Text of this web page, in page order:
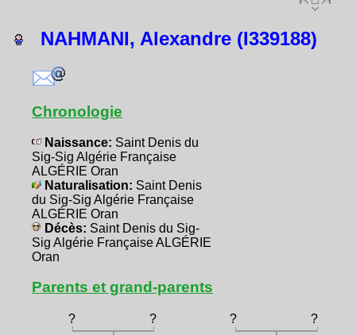
NAHMANI, Alexandre (I339188)
Chronologie
Naissance: Saint Denis du
Sig-Sig Algérie Française
ALGÉRIE Oran
Naturalisation: Saint Denis
du Sig-Sig Algérie Française
ALGÉRIE Oran
Décès: Saint Denis du Sig-
Sig Algérie Française ALGÉRIE
Oran
Parents et grand-parents
? ? ?
?